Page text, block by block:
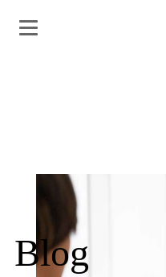
Blog